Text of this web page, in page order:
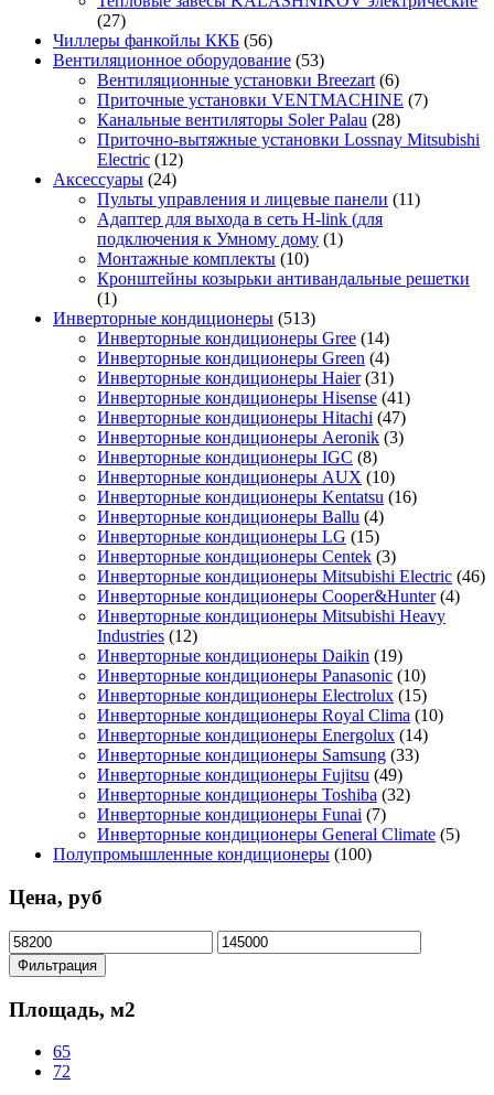
(27)
Чиллеры фанкойлы ККБ (56)
Вентиляционное оборудование (53)
Вентиляционные установки Breezart (6)
Приточные установки VENTMACHINE (7)
Канальные вентиляторы Soler Palau (28)
Приточно-вытяжные установки Lossnay Mitsubishi
Electric (12)
Аксессуары (24)
Пульты управления и лицевые панели (11)
Адаптер для выхода в сеть H-link (для
подключения к Умному дому (1)
Монтажные комплекты (10)
Кронштейны козырьки антивандальные решетки
(1)
Инверторные кондиционеры (513)
Инверторные кондиционеры Gree (14)
Инверторные кондиционеры Green (4)
Инверторные кондиционеры Haier (31)
Инверторные кондиционеры Hisense (41)
Инверторные кондиционеры Hitachi (47)
Инверторные кондиционеры Aeronik (3)
Инверторные кондиционеры IGC (8)
Инверторные кондиционеры AUX (10)
Инверторные кондиционеры Kentatsu (16)
Инверторные кондиционеры Ballu (4)
Инверторные кондиционеры LG (15)
Инверторные кондиционеры Centek (3)
Инверторные кондиционеры Mitsubishi Electric (46)
Инверторные кондиционеры Cooper&Hunter (4)
Инверторные кондиционеры Mitsubishi Heavy
Industries (12)
Инверторные кондиционеры Daikin (19)
Инверторные кондиционеры Panasonic (10)
Инверторные кондиционеры Electrolux (15)
Инверторные кондиционеры Royal Clima (10)
Инверторные кондиционеры Energolux (14)
Инверторные кондиционеры Samsung (33)
Инверторные кондиционеры Fujitsu (49)
Инверторные кондиционеры Toshiba (32)
Инверторные кондиционеры Funai (7)
Инверторные кондиционеры General Climate (5)
Полупромышленные кондиционеры (100)
Цена, руб
Минимальная
цена
Максимальная
цена
Фильтрация
Площадь, м2
65
72